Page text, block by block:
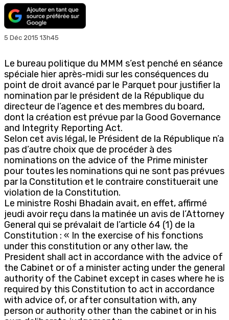
5 Déc 2015 13h45
Le bureau politique du MMM s’est penché en séance
spéciale hier après-midi sur les conséquences du
point de droit avancé par le Parquet pour justifier la
nomination par le président de la République du
directeur de l’agence et des membres du board,
dont la création est prévue par la Good Governance
and Integrity Reporting Act.
Selon cet avis légal, le Président de la République n’a
pas d’autre choix que de procéder à des
nominations on the advice of the Prime minister
pour toutes les nominations qui ne sont pas prévues
par la Constitution et le contraire constituerait une
violation de la Constitution.
Le ministre Roshi Bhadain avait, en effet, affirmé
jeudi avoir reçu dans la matinée un avis de l’Attorney
General qui se prévalait de l’article 64 (1) de la
Constitution : « In the exercise of his fonctions
under this constitution or any other law, the
President shall act in accordance with the advice of
the Cabinet or of a minister acting under the general
authority of the Cabinet except in cases where he is
required by this Constitution to act in accordance
with advice of, or after consultation with, any
person or authority other than the cabinet or in his